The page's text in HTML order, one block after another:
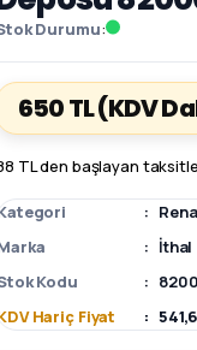
Durumu
650 TL(KDV
TL den başlayan
İthal
Kodu
Hariç Fiyat